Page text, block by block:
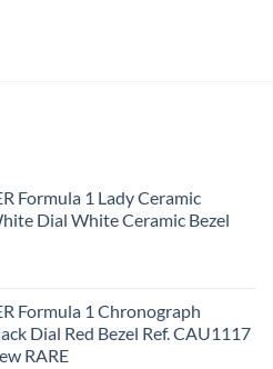
Formula 1 Lady Ceramic
Dial White Ceramic Bezel
Formula 1 Chronograph
Dial Red Bezel Ref. CAU1117
RARE